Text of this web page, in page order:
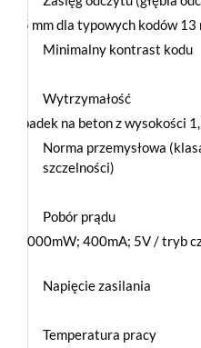
255 mm dla typowych kodów 13
Minimalny kontrast kodu
Wytrzymałość
upadek na beton z wysokości
Norma przemysłowa
szczelności)
Pobór prądu
2000mW; 400mA; 5V / tryb
Napięcie zasilania
Temperatura pracy